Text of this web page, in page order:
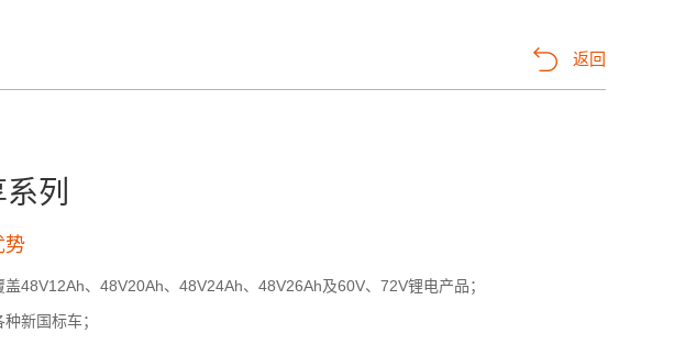
返回
列
势
盖48V12Ah、48V20Ah、48V24Ah、48V26Ah及60V、72V锂电产品；
新国标车；